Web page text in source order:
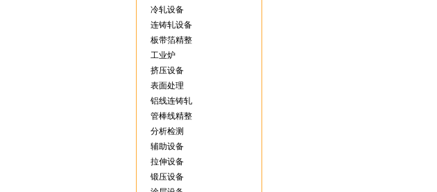
冷轧设备
连铸轧设备
板带箔精整
工业炉
挤压设备
表面处理
铝线连铸轧
管棒线精整
分析检测
辅助设备
拉伸设备
锻压设备